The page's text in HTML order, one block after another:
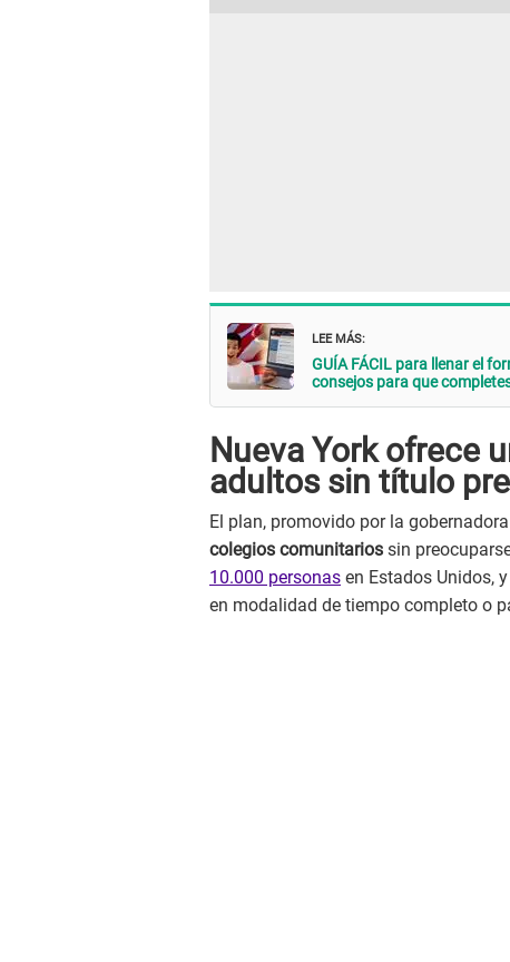
LEE MÁS:
GUÍA FÁCIL para llenar el
consejos para que
Nueva York ofrece
adultos sin título
El plan, promovido por la
colegios comunitarios sin
10.000 personas en Estados Unidos,
en modalidad de tiempo completo o